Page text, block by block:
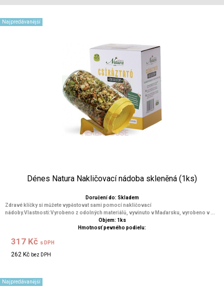
Najpredávanější
Dénes Natura Nakličovací nádoba skleněná (1ks)
Doručení do: Skladem
Zdravé klíčky si můžete vypěstovat sami pomocí nakličovací
nádoby.Vlastnosti:Vyrobeno z odolných materiálů, vyvinuto v Maďarsku, vyrobeno v ...
Objem: 1ks
Hmotnosť pevného podielu:
317 Kč s DPH
262 Kč bez DPH
Najpredávanější